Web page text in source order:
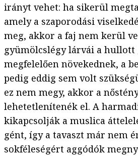
irányt vehet: ha sikerül
amely a szaporodási
meg, akkor a faj nem kerül
gyümölcslégy lárvái a hullott
megfelelően növekednek, a
pedig eddig sem volt
ez nem megy, akkor a
lehetetlenítenék el. A
kikapcsolják a muslica
gént, így a tavaszt már nem
sokféleségért aggódók